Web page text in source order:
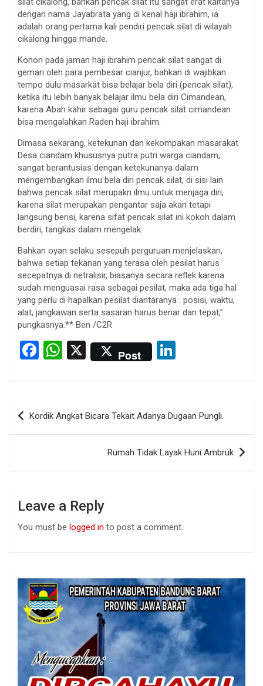
dengan nama Jayabrata yang di kenal haji ibrahim, ia
adalah orang pertama kali pendiri pencak silat di wilayah
cikalong hingga mande.
Konon pada jaman haji ibrahim pencak silat sangat di
gemari oleh para pembesar cianjur, bahkan di wajibkan
tempo dulu masarkat bisa belajar bela diri (pencak silat),
ketika itu lebih banyak belajar ilmu bela diri Cimandean,
karena Abah kahir sebagai guru pencak silat cimandean
bisa mengalahkan Raden haji ibrahim.
Dimasa sekarang, ketekunan dan kekompakan masarakat
Desa ciandam khususnya putra putri warga ciandam,
sangat berantusias dengan ketekunanya dalam
mengembangkan ilmu bela diri pencak silat, di sisi lain
bahwa pencak silat merupakn ilmu untuk menjaga diri,
karena silat merupakan pengantar saja akan tetapi
langsung berisi, karena sifat pencak silat ini kokoh dalam
berdiri, tangkas dalam mengelak.
Bahkan oyan selaku sesepuh perguruan menjelaskan,
bahwa setiap tekanan yang terasa oleh pesilat harus
secepatnya di netralisir, biasanya secara reflek karena
sudah menguasai rasa sebagai pesilat, maka ada tiga hal
yang perlu di hapalkan pesilat diantaranya : posisi, waktu,
alat, jangkawan serta sasaran harus benar dan tepat,”
pungkasnya.** Ben /C2R
F
ce
b
o
W
at
s
A
X Post
ke
n
Post
navigation
Kordik Angkat Bicara Tekait Adanya Dugaan Pungli.
Rumah Tidak Layak Huni Ambruk
Leave a Reply
You must be logged in to post a comment.